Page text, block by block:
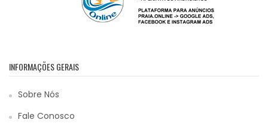
INFORMAÇÕES GERAIS
Sobre Nós
Fale Conosco